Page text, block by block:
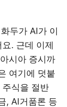
두가 AI가 이
. 근데 이제
시아 증시까
여기에 덧붙
식을 절반
, AI거품론 등